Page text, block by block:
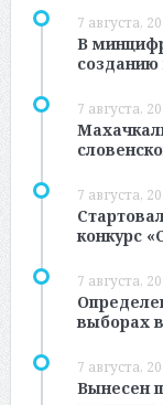
7 августа,
В
созданию
7 августа,
7 августа,
конкурс
7 августа,
выборах
7 августа,
Вынесен